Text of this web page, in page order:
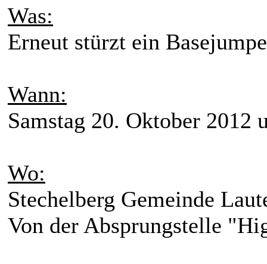
Was:
Erneut stürzt ein
Wann:
Samstag 20. Oktober 2012
Wo:
Stechelberg Gemeinde
Von der Absprungstelle